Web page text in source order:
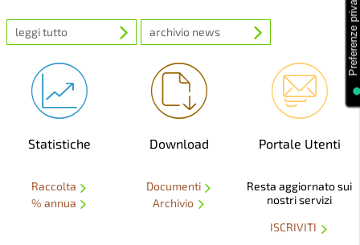
leggi tutto archivio news
Statistiche
Raccolta
% annua
Download
Documenti
Archivio
Portale Utenti
Resta aggiornato sui
nostri servizi
ISCRIVITI